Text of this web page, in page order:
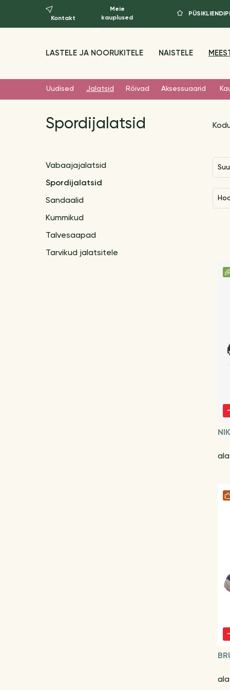
Kontakt
Meie
kauplused
LASTELE JA NOORUKITELE NAISTELE
Uudised Jalatsid Rõivad Aksessuaarid
Spordijalatsid
Vabaajajalatsid
Spordijalatsid
Sandaalid
Kummikud
Talvesaapad
Tarvikud jalatsitele